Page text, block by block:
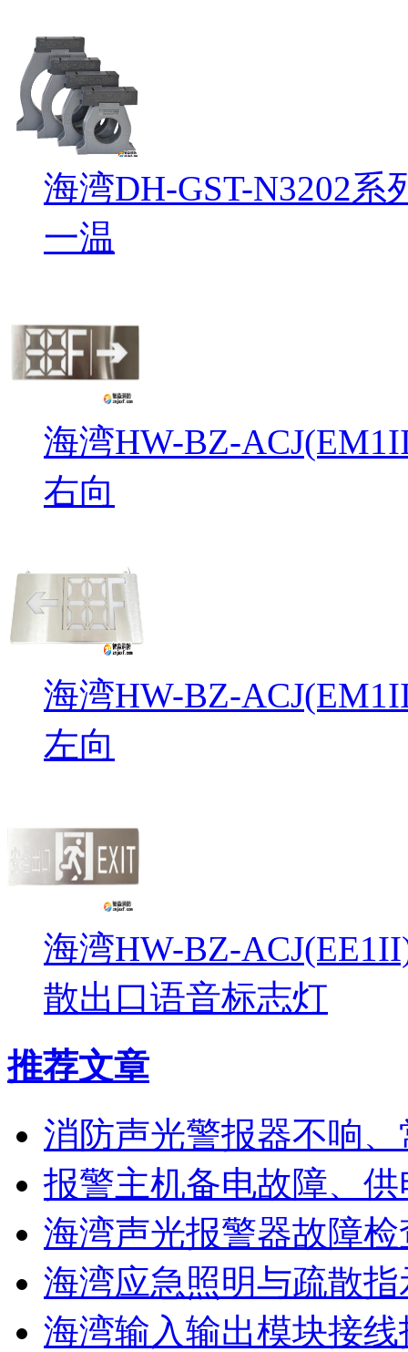
海湾DH-GST-N3202
一温
海湾HW-BZ-
右向
海湾HW-BZ-
左向
海湾HW-BZ-
散出口语音标志灯
推荐文章
消防声光警报器不响
报警主机备电故障、
海湾声光报警器故障
海湾应急照明与疏散
海湾输入输出模块接